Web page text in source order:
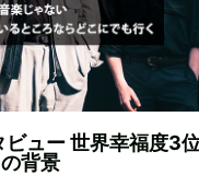
ュー 世界幸福度3
背景